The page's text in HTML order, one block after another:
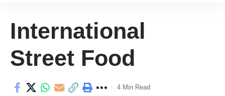
International
Street Food
4 Min Read